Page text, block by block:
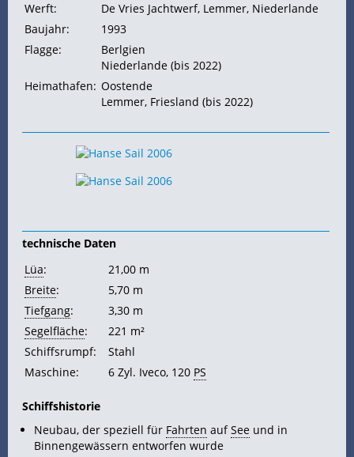
Werft:
De Vries Jachtwerf, Lemmer, Niederlande
Baujahr:
1993
Flagge:
Berlgien
Niederlande (bis 2022)
Heimathafen: Oostende
Lemmer, Friesland (bis 2022)
technische Daten
Lüa:
21,00 m
Breite:
5,70 m
Tiefgang:
3,30 m
Segelfläche:
221 m²
Schiffsrumpf:
Stahl
Maschine:
6 Zyl. Iveco, 120 PS
Schiffshistorie
Neubau, der speziell für Fahrten aufSee und in
Binnengewässern entworfen wurde